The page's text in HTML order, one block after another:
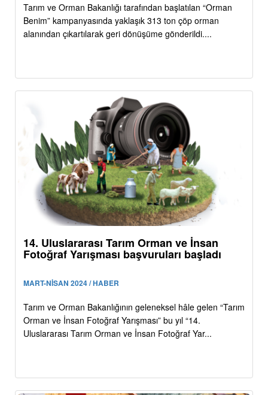
Tarım ve Orman Bakanlığı tarafından başlatılan “Orman
Benim” kampanyasında yaklaşık 313 ton çöp orman
alanından çıkartılarak geri dönüşüme gönderildi....
14. Uluslararası Tarım Orman ve İnsan
Fotoğraf Yarışması başvuruları başladı
MART-NİSAN 2024 / HABER
Tarım ve Orman Bakanlığının geleneksel hâle gelen “Tarım
Orman ve İnsan Fotoğraf Yarışması” bu yıl “14.
Uluslararası Tarım Orman ve İnsan Fotoğraf Yar...